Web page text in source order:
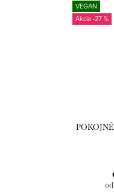
VEGAN
-27 %